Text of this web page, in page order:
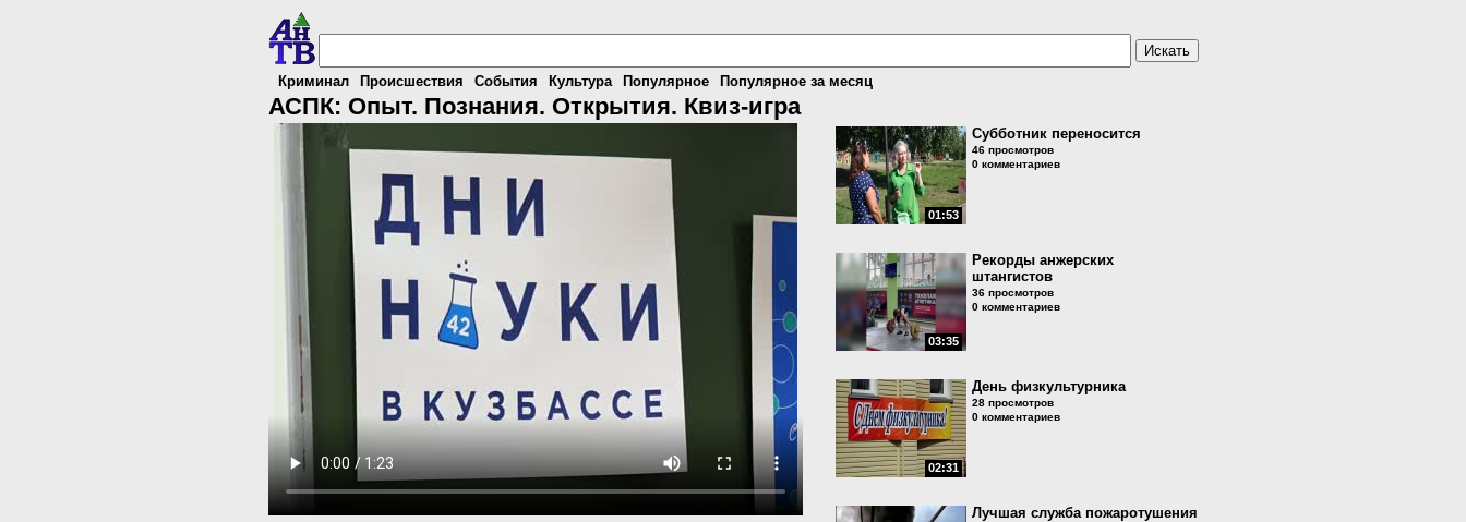
Криминал Происшествия События Культура Популярное Популярное за месяц
АСПК: Опыт. Познания. Открытия. Квиз-игра
01:53
Субботник переносится
46 просмотров
0 комментариев
03:35
Рекорды анжерских
штангистов
36 просмотров
0 комментариев
02:31
День физкультурника
28 просмотров
0 комментариев
Лучшая служба пожаротушения